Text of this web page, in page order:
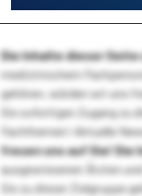
Die Inhalte dieser
medizinischem
gehören, würden wir uns
Sie sofortigen Zugang zu
Fachthemen! Aktuelle
freuen uns auf Sie!Die
ausgewiesenen Ärzten
Sie zu dieser Zielgruppe